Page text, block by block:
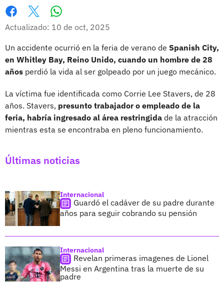
Facebook
X
Actualizado: 10 de oct, 2025
Un accidente ocurrió en la feria de verano de Spanish City,
en Whitley Bay, Reino Unido, cuando un hombre de 28
años perdió la vida al ser golpeado por un juego mecánico.
La víctima fue identificada como Corrie Lee Stavers, de 28
años. Stavers, presunto trabajador o empleado de la
feria, habría ingresado al área restringida de la atracción
mientras esta se encontraba en pleno funcionamiento.
Últimas noticias
Internacional
Guardó el cadáver de su padre durante
años para seguir cobrando su pensión
Internacional
Revelan primeras imagenes de Lionel
Messi en Argentina tras la muerte de su
padre